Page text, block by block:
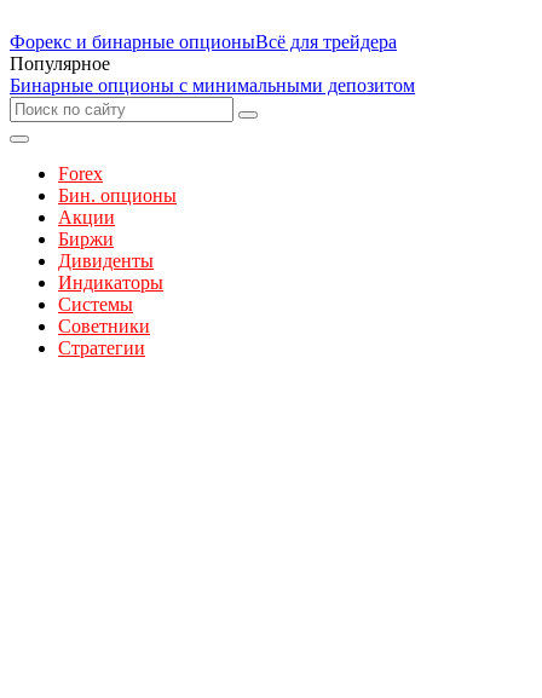
Форекс и бинарные опционыВсё для трейдера
Популярное
Бинарные опционы с минимальными депозитом
Forex
Бин. опционы
Акции
Биржи
Дивиденты
Индикаторы
Системы
Советники
Стратегии